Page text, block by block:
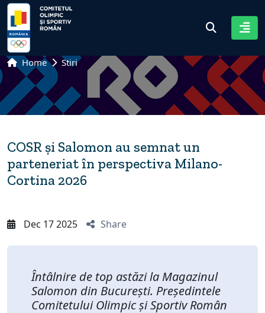
Home Stiri
COSR și Salomon au semnat un
parteneriat în perspectiva Milano-
Cortina 2026
Dec 17 2025 Share
Întâlnire de top astăzi la Magazinul
Salomon din București. Președintele
Comitetului Olimpic și Sportiv Român